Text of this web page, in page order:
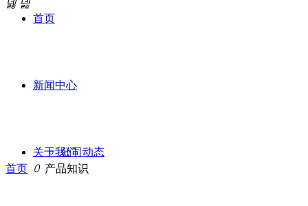
首页
新闻中心
公司动态
关于我们
넳 넲
首页 ꄲ 产品知识